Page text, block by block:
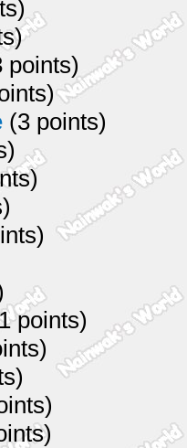
(3 points)
points)